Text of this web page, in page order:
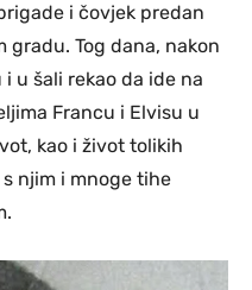
i čovjek predan
Tog dana, nakon
u šali rekao da ide na
Francu i Elvisu u
kao i život tolikih
njim i mnoge tihe